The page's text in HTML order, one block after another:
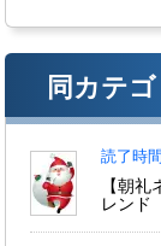
同カテ
読了時
【朝
レンド